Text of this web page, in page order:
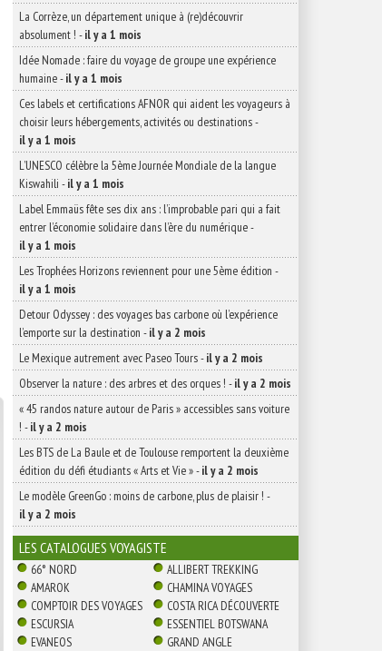
La Corrèze, un département unique à (re)découvrir
absolument ! -il y a 1 mois
Idée Nomade : faire du voyage de groupe une expérience
humaine-il y a 1 mois
Ces labels et certifications AFNOR qui aident les voyageurs à
choisir leurs hébergements, activités ou destinations-
il y a 1 mois
L’UNESCO célèbre la 5ème Journée Mondiale de la langue
Kiswahili -il y a 1 mois
Label Emmaüs fête ses dix ans : l’improbable pari qui a fait
entrer l’économie solidaire dans l’ère du numérique-
il y a 1 mois
Les Trophées Horizons reviennent pour une 5ème édition -
il y a 1 mois
Detour Odyssey : des voyages bas carbone où l’expérience
l’emporte sur la destination -il y a 2 mois
Le Mexique autrement avec Paseo Tours-il y a 2 mois
Observer la nature : des arbres et des orques ! -il y a 2 mois
« 45 randos nature autour de Paris » accessibles sans voiture
! -il y a 2 mois
Les BTS de La Baule et de Toulouse remportent la deuxième
édition du défi étudiants « Arts et Vie »-il y a 2 mois
Le modèle GreenGo : moins de carbone, plus de plaisir ! -
il y a 2 mois
LES CATALOGUES VOYAGISTE
66° NORD
ALLIBERT TREKKING
AMAROK
CHAMINA VOYAGES
COMPTOIR DES VOYAGES
COSTA RICA DÉCOUVERTE
ESCURSIA
ESSENTIEL BOTSWANA
EVANEOS
GRAND ANGLE